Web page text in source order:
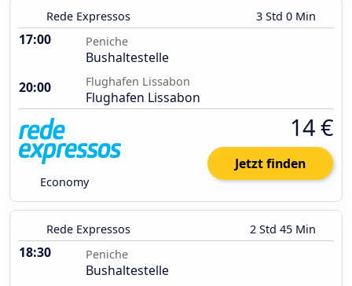
Rede Expressos 3 Std 0 Min
17:00 Peniche
Bushaltestelle
20:00
Flughafen Lissabon
Flughafen Lissabon
Economy
14 €
Jetzt finden
Rede Expressos 2 Std 45 Min
18:30 Peniche
Bushaltestelle